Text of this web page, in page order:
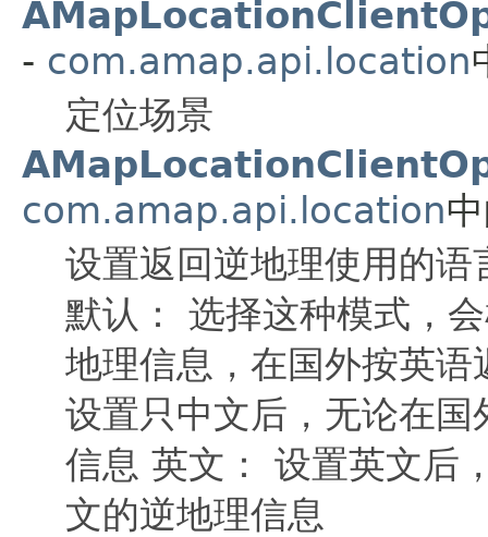
- com.amap.api.location
定位场景
com.amap.api.location
设置返回逆地理使用的
默认： 选择这种模式，
地理信息，在国外按英
设置只中文后，无论在
信息 英文： 设置英文后
文的逆地理信息